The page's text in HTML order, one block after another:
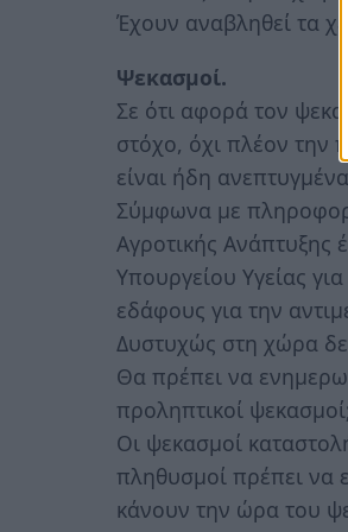
Έχουν αναβληθεί τα
Ψεκασμοί.
Σε ότι αφορά τον
στόχο, όχι πλέον την
είναι ήδη
Σύμφωνα με
Αγροτικής Ανάπτυξης
Υπουργείου Υγείας
εδάφους για την
Δυστυχώς στη χώρα
Θα πρέπει να
προληπτικοί ψεκασμοί;
Οι ψεκασμοί
πληθυσμοί πρέπει να
κάνουν την ώρα του